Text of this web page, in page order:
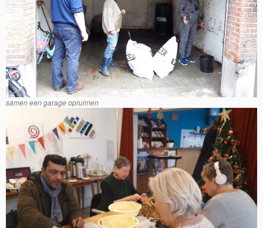
samen een garage opruimen